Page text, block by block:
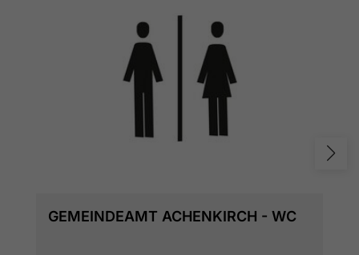
GEMEINDEAMT ACHENKIRCH - WC